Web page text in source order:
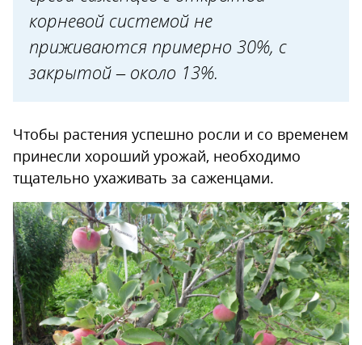
корневой системой не
приживаются примерно 30%, с
закрытой – около 13%.
Чтобы растения успешно росли и со временем
принесли хороший урожай, необходимо
тщательно ухаживать за саженцами.